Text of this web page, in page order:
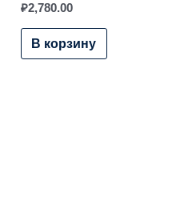
₽2,780.00
В корзину